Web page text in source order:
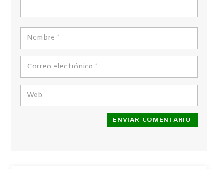
ENVIAR COMENTARIO